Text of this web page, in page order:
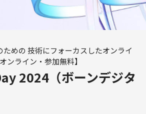
めの 技術にフォーカスしたオンライ
ンライン・参加無料】
2024（ボーンデジタ